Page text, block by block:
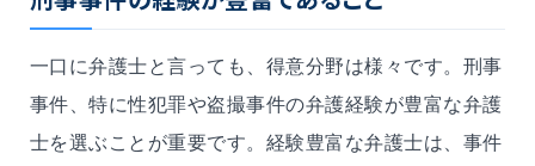
一口に弁護士と言っても、得意分野は様々です。刑事
事件、特に性犯罪や盗撮事件の弁護経験が豊富な弁護
士を選ぶことが重要です。経験豊富な弁護士は、事件